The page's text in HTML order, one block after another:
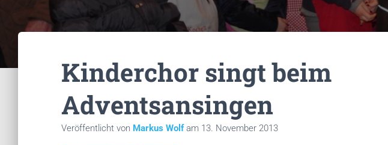
Kinderchor singt beim
Adventsansingen
Veröffentlicht von Markus Wolfam 13. November 2013